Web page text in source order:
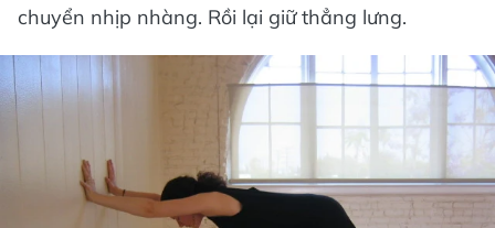
chuyển nhịp nhàng. Rồi lại giữ thẳng lưng.